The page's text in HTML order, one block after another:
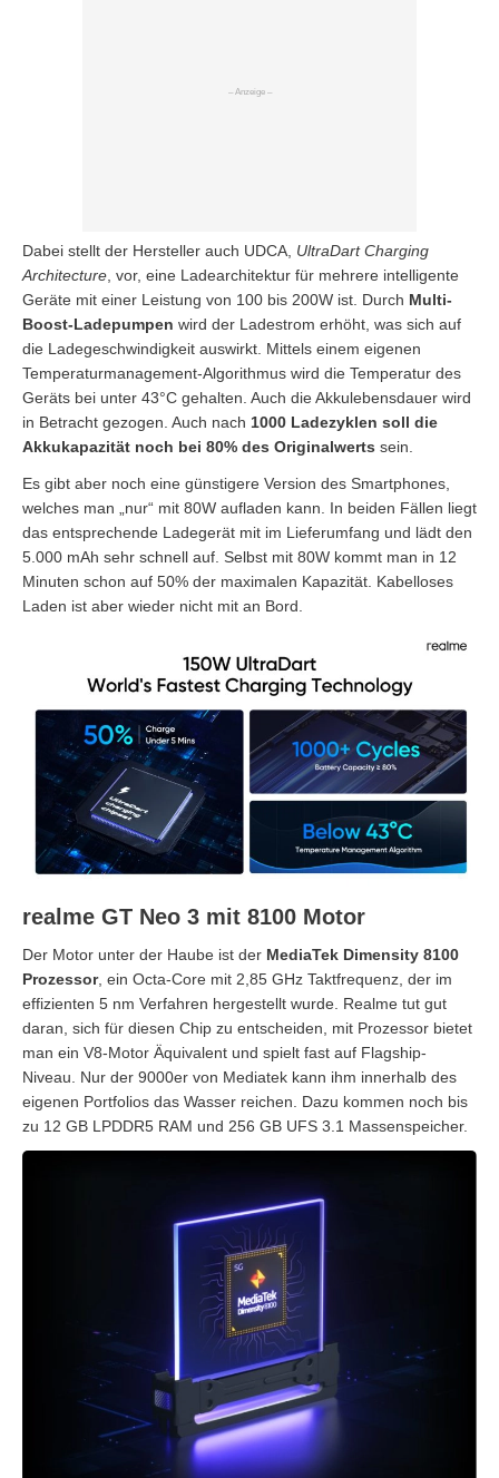
Dabei stellt der Hersteller auch UDCA, UltraDart Charging
Architecture, vor, eine Ladearchitektur für mehrere intelligente
Geräte mit einer Leistung von 100 bis 200W ist. Durch Multi-
Boost-Ladepumpen wird der Ladestrom erhöht, was sich auf
die Ladegeschwindigkeit auswirkt. Mittels einem eigenen
Temperaturmanagement-Algorithmus wird die Temperatur des
Geräts bei unter 43°C gehalten. Auch die Akkulebensdauer wird
in Betracht gezogen. Auch nach 1000 Ladezyklen soll die
Akkukapazität noch bei 80% des Originalwerts sein.
Es gibt aber noch eine günstigere Version des Smartphones,
welches man „nur“ mit 80W aufladen kann. In beiden Fällen liegt
das entsprechende Ladegerät mit im Lieferumfang und lädt den
5.000 mAh sehr schnell auf. Selbst mit 80W kommt man in 12
Minuten schon auf 50% der maximalen Kapazität. Kabelloses
Laden ist aber wieder nicht mit an Bord.
realme GT Neo 3 mit 8100 Motor
Der Motor unter der Haube ist der MediaTek Dimensity 8100
Prozessor, ein Octa-Core mit 2,85 GHz Taktfrequenz, der im
effizienten 5 nm Verfahren hergestellt wurde. Realme tut gut
daran, sich für diesen Chip zu entscheiden, mit Prozessor bietet
man ein V8-Motor Äquivalent und spielt fast auf Flagship-
Niveau. Nur der 9000er von Mediatek kann ihm innerhalb des
eigenen Portfolios das Wasser reichen. Dazu kommen noch bis
zu 12 GB LPDDR5 RAM und 256 GB UFS 3.1 Massenspeicher.